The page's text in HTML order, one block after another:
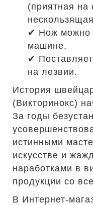
(приятная на
✔ Нож можно
машине.
✔
на лезвии.
История
(Викторинокс)
За годы
истинными
искусстве и
наработками в
продукции со
В Интернет-